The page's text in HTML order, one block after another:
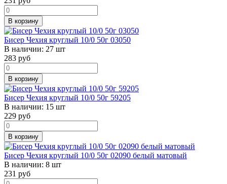
В корзину
Бисер Чехия круглый 10/0 50г 03050
В наличии: 27 шт
283 руб
В корзину
Бисер Чехия круглый 10/0 50г 59205
В наличии: 15 шт
229 руб
В корзину
Бисер Чехия круглый 10/0 50г 02090 белый матовый
В наличии: 8 шт
231 руб